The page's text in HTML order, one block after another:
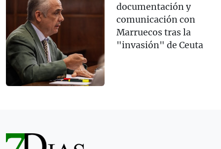
documentación y
comunicación con
Marruecos tras la
"invasión" de Ceuta